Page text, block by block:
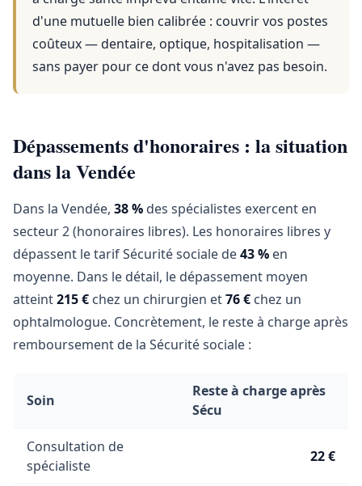
d'une mutuelle bien calibrée : couvrir vos postes
coûteux — dentaire, optique, hospitalisation —
sans payer pour ce dont vous n'avez pas besoin.
Dépassements d'honoraires : la situation
dans la Vendée
Dans la Vendée, 38 % des spécialistes exercent en
secteur 2 (honoraires libres). Les honoraires libres y
dépassent le tarif Sécurité sociale de43 % en
moyenne. Dans le détail, le dépassement moyen
atteint215 € chez un chirurgien et76 € chez un
ophtalmologue. Concrètement, le reste à charge après
remboursement de la Sécurité sociale :
Soin
Reste à charge après
Sécu
Consultation de
spécialiste
22 €